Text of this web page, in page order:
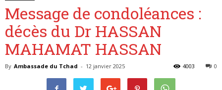
Message de condoléances :
décès du Dr HASSAN
MAHAMAT HASSAN
By Ambassade du Tchad - 12 janvier 2025 0
4003